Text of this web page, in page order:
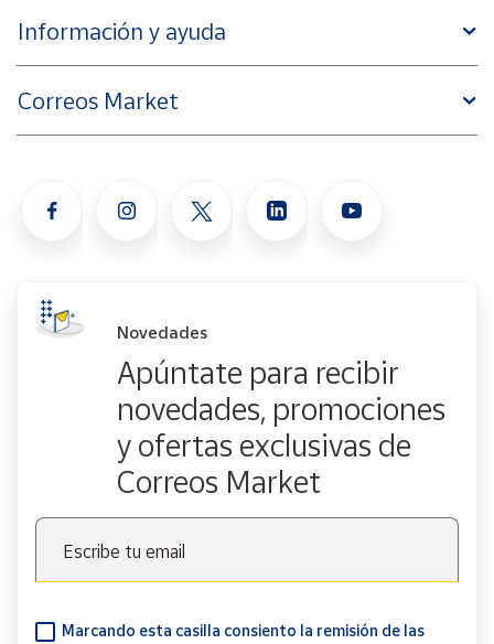
Información y ayuda
Correos Market
Novedades
Apúntate para recibir
novedades, promociones
y ofertas exclusivas de
Correos Market
Escribe tu email
Marcando esta casilla consiento la remisión de las